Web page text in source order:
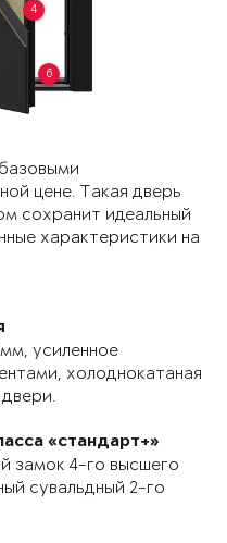
4
6
цене. Такая дверь
сохранит идеальный
характеристики на
усиленное
холоднокатаная
двери.
«стандарт+»
замок 4-го высшего
сувальдный 2-го